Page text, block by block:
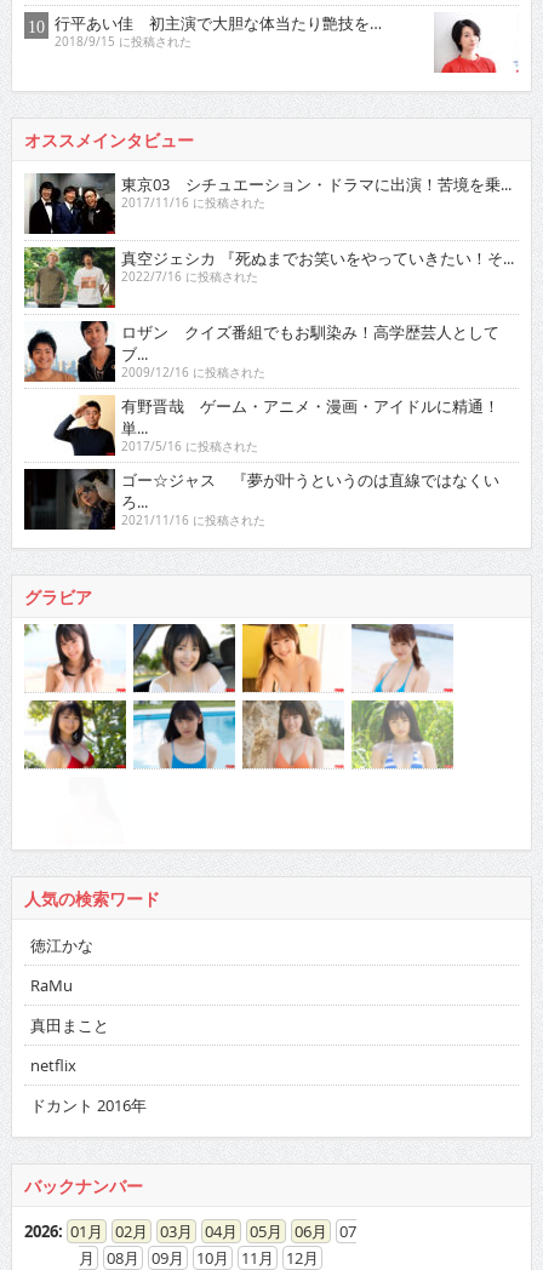
行平あい佳 初主演で大胆な体当たり艶技を…
2018/9/15 に投稿された
オススメインタビュー
東京03 シチュエーション・ドラマに出演！苦境を乗...
2017/11/16 に投稿された
真空ジェシカ 『死ぬまでお笑いをやっていきたい！そ...
2022/7/16 に投稿された
ロザン クイズ番組でもお馴染み！高学歴芸人として
ブ...
2009/12/16 に投稿された
有野晋哉 ゲーム・アニメ・漫画・アイドルに精通！
単...
2017/5/16 に投稿された
ゴー☆ジャス 『夢が叶うというのは直線ではなくい
ろ...
2021/11/16 に投稿された
グラビア
人気の検索ワード
徳江かな
RaMu
真田まこと
netflix
ドカント 2016年
バックナンバー
2026: 01 02 03 04 05 06
07
08
09 10 11 12